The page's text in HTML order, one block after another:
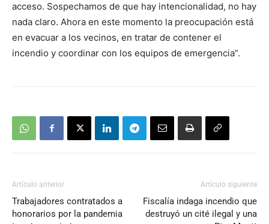
acceso. Sospechamos de que hay intencionalidad, no hay
nada claro. Ahora en este momento la preocupación está
en evacuar a los vecinos, en tratar de contener el
incendio y coordinar con los equipos de emergencia”.
Artículo anterior
Trabajadores contratados a
honorarios por la pandemia
Artículo siguiente
Fiscalía indaga incendio que
destruyó un cité ilegal y una